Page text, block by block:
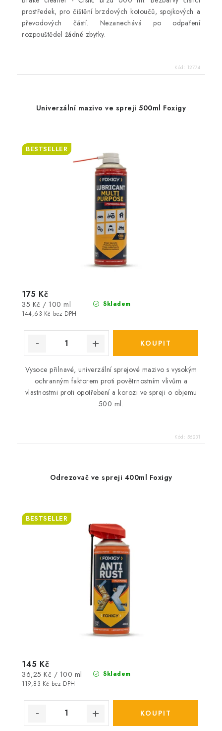
prostředek, pro čištění brzdových kotoučů, spojkových a
převodových částí. Nezanechává po odpaření
rozpouštědel žádné zbytky.
Kód: 12774
Univerzální mazivo ve spreji 500ml Foxigy
BESTSELLER
Skladem
144,63 Kč bez DPH
175 Kč
Měrná
cena:
35 Kč / 100 ml
Vysoce přilnavé, univerzální sprejové mazivo s vysokým
ochranným faktorem proti povětrnostním vlivům a
vlastnostmi proti opotřebení a korozi ve spreji o objemu
500 ml.
Kód: 56231
Odrezovač ve spreji 400ml Foxigy
BESTSELLER
Skladem
119,83 Kč bez DPH
145 Kč
Měrná
cena:
36,25 Kč / 100 ml